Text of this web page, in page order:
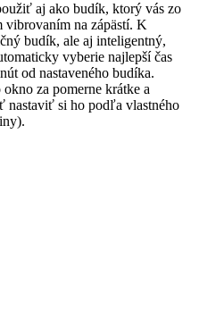
aj ako budík, ktorý vás zo
vibrovaním na zápästí. K
budík, ale aj inteligentný,
vyberie najlepší čas
od nastaveného budíka.
za pomerne krátke a
nastaviť si ho podľa vlastného